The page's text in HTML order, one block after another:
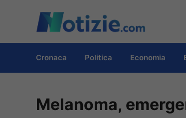
contenuto
Cronaca Politica Economia
Melanoma,